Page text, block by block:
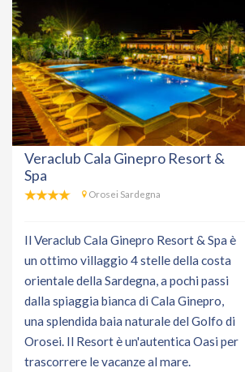
Veraclub Cala Ginepro Resort &
Spa
Orosei Sardegna
Il Veraclub Cala Ginepro Resort & Spa è
un ottimo villaggio 4 stelle della costa
orientale della Sardegna, a pochi passi
dalla spiaggia bianca di Cala Ginepro,
una splendida baia naturale del Golfo di
Orosei. Il Resort è un'autentica Oasi per
trascorrere le vacanze al mare.